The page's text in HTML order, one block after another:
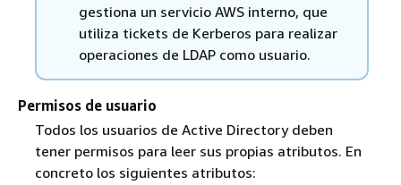
gestiona un servicio AWS interno, que
utiliza tickets de Kerberos para realizar
operaciones de LDAP como usuario.
Permisos de usuario
Todos los usuarios de Active Directory deben
tener permisos para leer sus propias atributos. En
concreto los siguientes atributos: